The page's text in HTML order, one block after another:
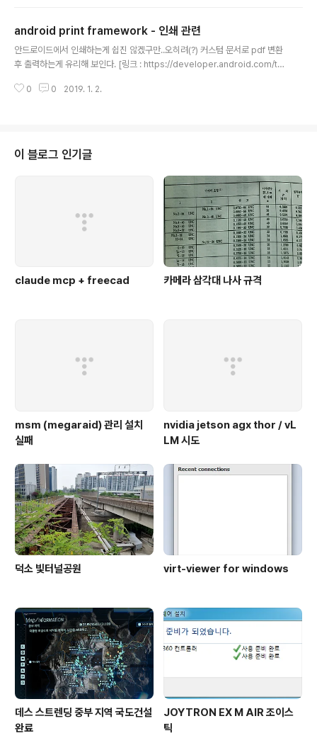
android print framework - 인쇄 관련
안드로이드에서 인쇄하는게 쉽진 않겠구만..오히려(?) 커스텀 문서로 pdf 변환
후 출력하는게 유리해 보인다. [링크 : https://developer.android.com/tra
ng/custom-docs]
0 0 2019. 1. 2.
이 블로그 인기글
claude mcp + freecad 카메라 삼각대 나사 규격
msm (megaraid) 관리 설치
실패
nvidia jetson agx thor / vL
LM 시도
덕소 빛터널공원 virt-viewer for windows
데스 스트렌딩 중부 지역 국도건설
완료
JOYTRON EX M AIR 조이스
틱